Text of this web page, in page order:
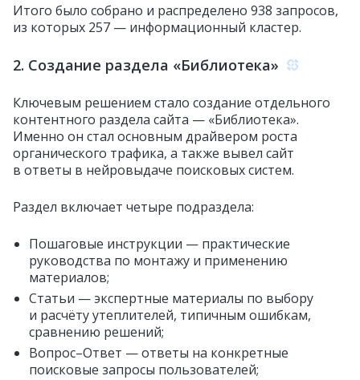
Итого было собрано и распределено 938 запросов,
из которых 257 — информационный кластер.
2. Создание раздела «Библиотека»
Ключевым решением стало создание отдельного
контентного раздела сайта — «Библиотека».
Именно он стал основным драйвером роста
органического трафика, а также вывел сайт
в ответы в нейровыдаче поисковых систем.
Раздел включает четыре подраздела:
Пошаговые инструкции — практические
руководства по монтажу и применению
материалов;
Статьи — экспертные материалы по выбору
и расчёту утеплителей, типичным ошибкам,
сравнению решений;
Вопрос–Ответ — ответы на конкретные
поисковые запросы пользователей;